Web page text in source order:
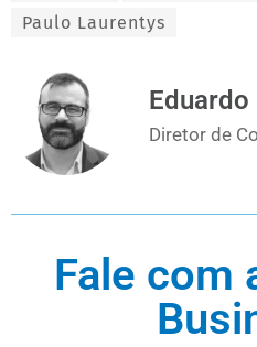
Paulo Laurentys
Eduardo
Diretor de
Fale com